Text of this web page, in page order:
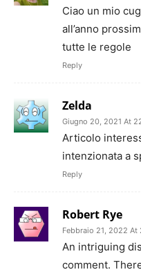
Ciao un mio
all’anno
tutte le regole
Reply
Zelda
Giugno 20, 2021 At
Articolo
intenzionata a
Reply
Robert Rye
Febbraio 21, 2022 At
An intriguing
comment.